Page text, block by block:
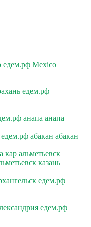
едем.рф Mexico
едем.рф
анапа анапа
абакан абакан
кар альметьевск
казань
едем.рф
едем.рф